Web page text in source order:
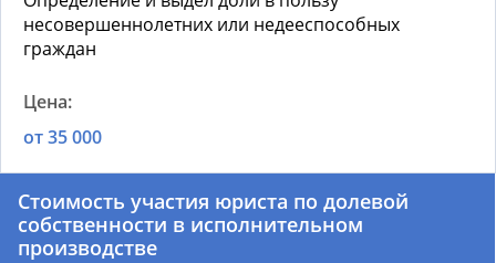
несовершеннолетних или недееспособных
граждан
от 35 000
Стоимость участия юриста по долевой
собственности в исполнительном
производстве